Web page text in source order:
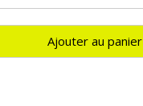
Ajouter au panier